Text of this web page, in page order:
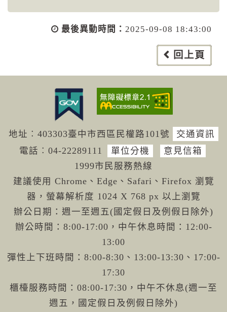
最後異動時間： 2025-09-08 18:43:00
回上頁
地址︰403303臺中市西區民權路101號
交通資訊
電話︰04-22289111 單位分機
意見信箱
1999市民服務熱線
建議使用 Chrome、Edge、Safari、Firefox 瀏覽
器，螢幕解析度 1024 X 768 px 以上瀏覽
辦公日期：週一至週五(國定假日及例假日除外)
辦公時間：8:00-17:00，中午休息時間：12:00-
13:00
彈性上下班時間：8:00-8:30、13:00-13:30、17:00-
17:30
櫃檯服務時間：08:00-17:30，中午不休息(週一至
週五，國定假日及例假日除外)